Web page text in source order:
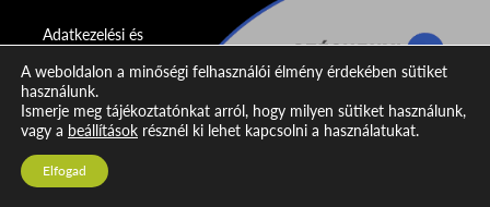
Adatkezelési és
nyilatkozat
Impresszum
Kapcsolat
A weboldalon a minőségi felhasználói élmény érdekében sütiket
használunk.
Ismerje meg tájékoztatónkat arról, hogy milyen sütiket használunk,
vagy a beállítások résznél ki lehet kapcsolni a használatukat.
Elfogad